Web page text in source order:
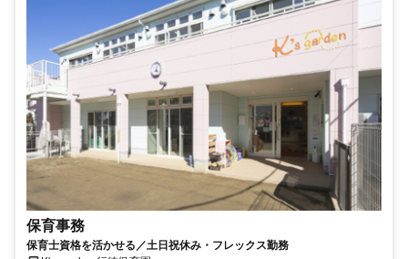
保育事務
保育士資格を活かせる／土日祝休み・フレックス勤務